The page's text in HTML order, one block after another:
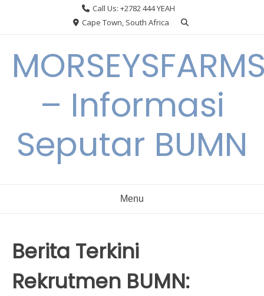
Call Us: +2782 444 YEAH
Cape Town, South Africa
– Informasi
Seputar BUMN
Menu
Berita Terkini
Rekrutmen BUMN: